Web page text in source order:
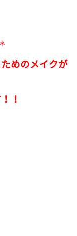
めのメイクが
！